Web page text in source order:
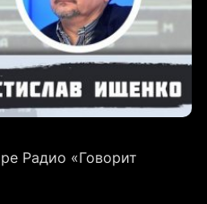
Радио «Говорит